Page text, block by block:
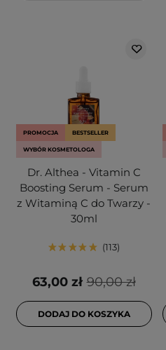
PROMOCJA BESTSELLER
WYBÓR KOSMETOLOGA
Dr. Althea - Vitamin C
Boosting Serum - Serum
z Witaminą C do Twarzy -
30ml
113
90,00 zł
63,00 zł
DODAJ DO KOSZYKA